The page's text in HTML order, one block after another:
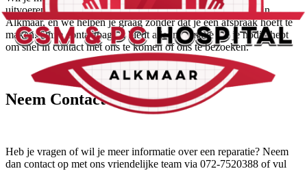
uitvoeren? GSM & PC Hospital is gemakkelijk te bereiken in
Alkmaar, en we helpen je graag zonder dat je een afspraak hoeft te
maken. Onze contactpagina biedt alle informatie die je nodig hebt
om snel in contact met ons te komen of ons te bezoeken.
Neem Contact op
Heb je vragen of wil je meer informatie over een reparatie? Neem
dan contact op met ons vriendelijke team via 072-7520388 of vul